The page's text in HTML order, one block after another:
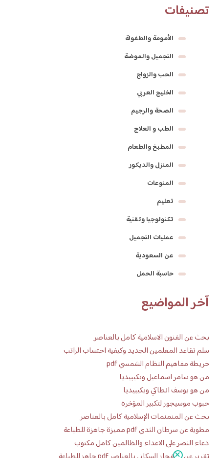
تصنيفات
الأمومة والطفولة
التجميل والموضة
الحب والزواج
الخليج العربي
الصحة والرجيم
الطب و العلاج
المطبخ والطعام
المنزل والديكور
المنوعات
تعليم
تكنولوجيا وتقنية
عمليات التجميل
عن السعودية
حاسبة الحمل
آخر المواضيع
بحث عن الفنون الاسلامية كامل بالعناصر
سلم تقاعد المعلمين الجديد وكيفية احتساب الراتب
خريطة مفاهيم النظام الشمسي pdf
من هو سامر اسماعيل ويكيبيديا
من هو يوسف انطاكي ويكيبيديا
حبوب موسيجور لتكبير المؤخرة
بحث عن المنمنمات الإسلامية كامل بالعناصر
مطوية عن سرطان الثدي pdf مميزة جاهزة للطباعة
دعاء النصر على الاعداء والظالمين كامل مكتوب